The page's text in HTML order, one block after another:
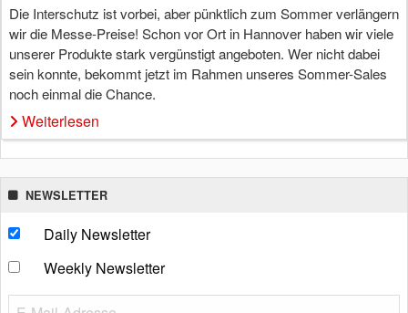
Die Interschutz ist vorbei, aber pünktlich zum Sommer verlängern
wir die Messe-Preise! Schon vor Ort in Hannover haben wir viele
unserer Produkte stark vergünstigt angeboten. Wer nicht dabei
sein konnte, bekommt jetzt im Rahmen unseres Sommer-Sales
noch einmal die Chance.
Weiterlesen
NEWSLETTER
Daily Newsletter
Weekly Newsletter